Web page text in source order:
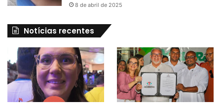
8 de abril de 2025
Notícias recentes